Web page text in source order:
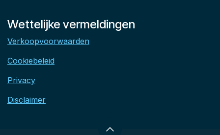
Wettelijke vermeldingen
Verkoopvoorwaarden
Cookiebeleid
Privacy
Disclaimer